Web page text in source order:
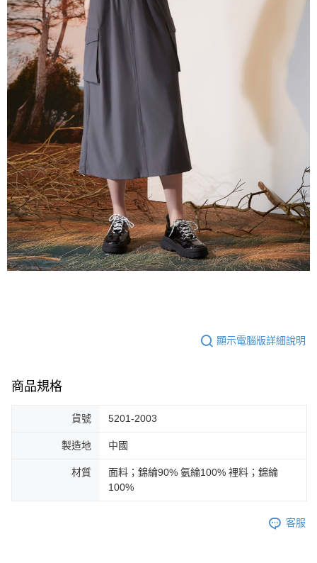
顯示電腦版詳細說明
商品規格
貨號 5201-2003
製造地 中國
材質
面料；錦綸90% 氨綸100% 裡料；錦綸
100%
客服